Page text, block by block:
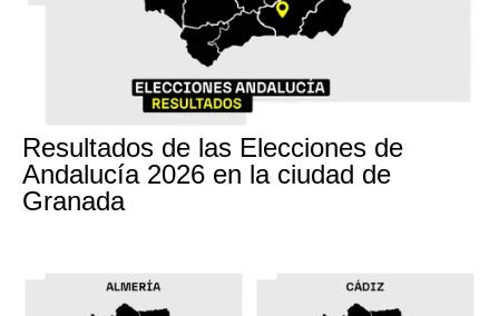
Resultados de las Elecciones de
Andalucía 2026 en la ciudad de
Granada